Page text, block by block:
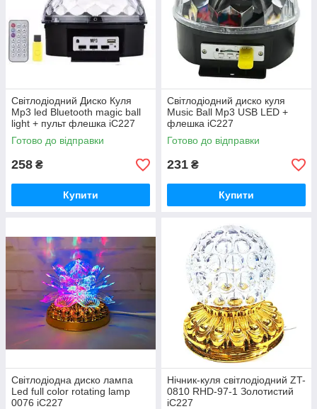
Світлодіодний Диско Куля
Mp3 led Bluetooth magic ball
light + пульт флешка iC227
Готово до відправки
258 ₴
Купити
Світлодіодний диско куля
Music Ball Mp3 USB LED +
флешка iC227
Готово до відправки
231 ₴
Купити
Світлодіодна диско лампа
Led full color rotating lamp
0076 iC227
Нічник-куля світлодіодний ZT-
0810 RHD-97-1 Золотистий
iC227